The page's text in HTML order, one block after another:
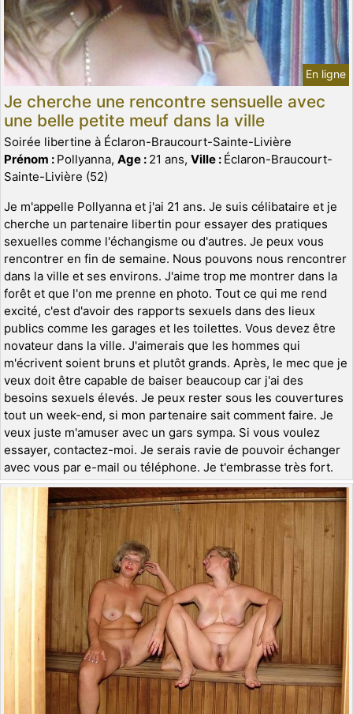
En ligne
Je cherche une rencontre sensuelle avec
une belle petite meuf dans la ville
Soirée libertine à Éclaron-Braucourt-Sainte-Livière
Prénom : Pollyanna, Age : 21 ans, Ville : Éclaron-Braucourt-
Sainte-Livière (52)
Je m'appelle Pollyanna et j'ai 21 ans. Je suis célibataire et je
cherche un partenaire libertin pour essayer des pratiques
sexuelles comme l'échangisme ou d'autres. Je peux vous
rencontrer en fin de semaine. Nous pouvons nous rencontrer
dans la ville et ses environs. J'aime trop me montrer dans la
forêt et que l'on me prenne en photo. Tout ce qui me rend
excité, c'est d'avoir des rapports sexuels dans des lieux
publics comme les garages et les toilettes. Vous devez être
novateur dans la ville. J'aimerais que les hommes qui
m'écrivent soient bruns et plutôt grands. Après, le mec que je
veux doit être capable de baiser beaucoup car j'ai des
besoins sexuels élevés. Je peux rester sous les couvertures
tout un week-end, si mon partenaire sait comment faire. Je
veux juste m'amuser avec un gars sympa. Si vous voulez
essayer, contactez-moi. Je serais ravie de pouvoir échanger
avec vous par e-mail ou téléphone. Je t'embrasse très fort.